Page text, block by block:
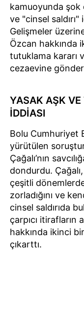
kamuoyunda şok
ve "cinsel
Gelişmeler
Özcan hakkında
tutuklama kararı
cezaevine
YASAK AŞK VE
İDDİASI
Bolu Cumhuriyet
yürütülen
Çağalı’nın
dondurdu.
çeşitli
zorladığını ve
cinsel saldırıda
çarpıcı itirafların
hakkında ikinci
çıkarttı.